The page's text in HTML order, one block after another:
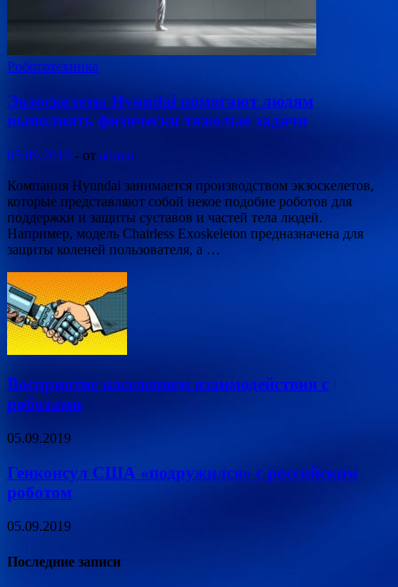
Робототехника
Экзоскелеты Hyundai помогают людям
выполнять физически тяжелые задачи
05.09.2019 - от admin
Компания Hyundai занимается производством экзоскелетов,
которые представляют собой некое подобие роботов для
поддержки и защиты суставов и частей тела людей.
Например, модель Chairless Exoskeleton предназначена для
защиты коленей пользователя, а …
Восприятие населением взаимодействия с
роботами
05.09.2019
Генконсул США «подружился» с российским
роботом
05.09.2019
Последние записи